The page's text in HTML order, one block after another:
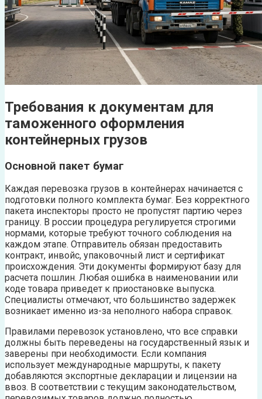
Требования к документам для
таможенного оформления
контейнерных грузов
Основной пакет бумаг
Каждая перевозка грузов в контейнерах начинается с
подготовки полного комплекта бумаг. Без корректного
пакета инспекторы просто не пропустят партию через
границу. В россии процедура регулируется строгими
нормами, которые требуют точного соблюдения на
каждом этапе. Отправитель обязан предоставить
контракт, инвойс, упаковочный лист и сертификат
происхождения. Эти документы формируют базу для
расчета пошлин. Любая ошибка в наименовании или
коде товара приведет к приостановке выпуска.
Специалисты отмечают, что большинство задержек
возникает именно из-за неполного набора справок.
Правилами перевозок установлено, что все справки
должны быть переведены на государственный язык и
заверены при необходимости. Если компания
использует международные маршруты, к пакету
добавляются экспортные декларации и лицензии на
ввоз. В соответствии с текущим законодательством,